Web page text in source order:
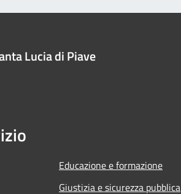
Lucia di Piave
Educazione e formazione
Giustizia e sicurezza pubblica